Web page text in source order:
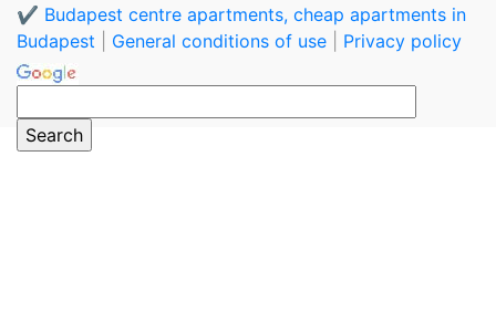
✔️ Budapest centre apartments, cheap apartments in
Budapest
General conditions of use Privacy policy